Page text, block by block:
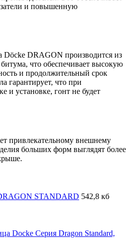
и повышенную
Dӧcke DRAGON производится из
что обеспечивает высокую
и продолжительный срок
гарантирует, что при
и установке, гонт не будет
привлекательному внешнему
больших форм выглядят более
STANDARD 542,8 кб